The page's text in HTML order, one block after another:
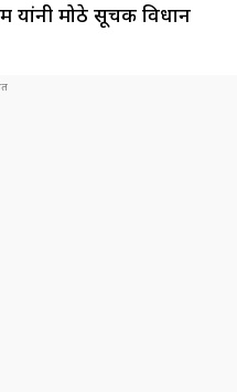
यांनी मोठे सूचक विधान